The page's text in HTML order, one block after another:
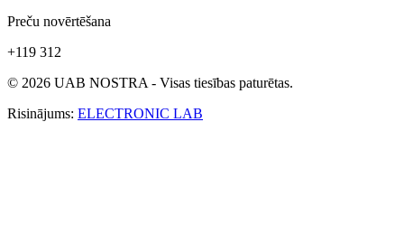
Preču novērtēšana
+119 312
© 2026 UAB NOSTRA - Visas tiesības paturētas.
Risinājums: ELECTRONIC LAB